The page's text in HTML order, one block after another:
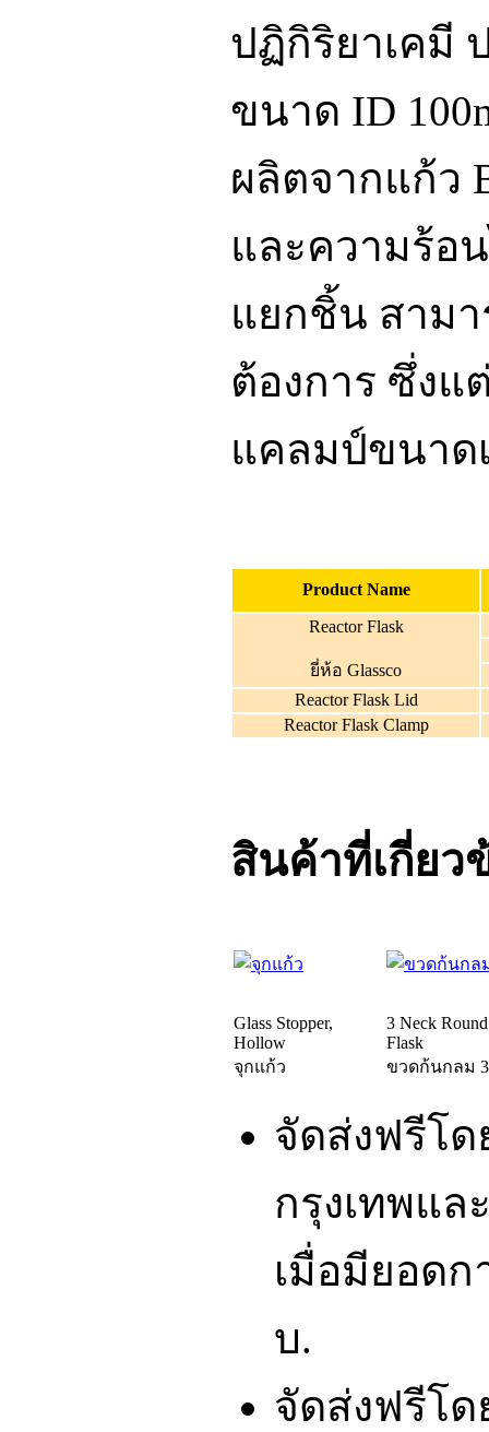
ปฏิกิริยาเคมี
ขนาด ID
ผลิตจากแก้ว
และความร้อ
แยกชิ้น สาม
ต้องการ ซึ่งแ
แคลมป์ขนาด
Product Name
Reactor Flask
ยี่ห้อ Glassco
Reactor Flask Lid
Reactor Flask Clamp
สินค้าที่เกี่ยว
Glass Stopper,
Hollow
จุกแก้ว
3 Neck
Flask
ขวดก้นกลม
จัดส่งฟรีโ
กรุงเทพแ
เมื่อมียอดก
บ.
จัดส่งฟรีโ